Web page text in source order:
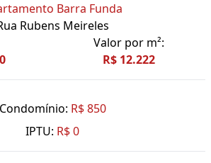
Barra Funda
Rubens Meireles
Valor por m²:
R$ 12.222
Condomínio: R$ 850
IPTU: R$ 0